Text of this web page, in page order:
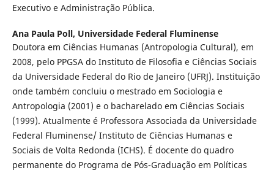
Executivo e Administração Pública.
Ana Paula Poll, Universidade Federal Fluminense
Doutora em Ciências Humanas (Antropologia Cultural), em
2008, pelo PPGSA do Instituto de Filosofia e Ciências Sociais
da Universidade Federal do Rio de Janeiro (UFRJ). Instituição
onde também concluiu o mestrado em Sociologia e
Antropologia (2001) e o bacharelado em Ciências Sociais
(1999). Atualmente é Professora Associada da Universidade
Federal Fluminense/ Instituto de Ciências Humanas e
Sociais de Volta Redonda (ICHS). É docente do quadro
permanente do Programa de Pós-Graduação em Políticas